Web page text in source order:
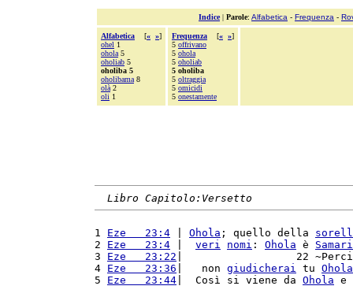
Indice| Parole: Alfabetica - Frequenza -
Alfabetica [« »]
ohel 1
ohola 5
oholiab 5
oholiba 5
oholibama 8
olà 2
oli 1
Frequenza [« »]
5 offrivano
5 ohola
5 oholiab
5 oholiba
5 oltraggia
5 omicidi
5 onestamente
Libro Capitolo:Versetto
1 Eze   23:4 Ohola ; quello della
2 Eze   23:4 veri nomi : Ohola è
3 Eze   23:22 |                  22
4 Eze   23:36 |   non giudicherai tu Ohola
5 Eze   23:44 |  Così si viene da Ohola e